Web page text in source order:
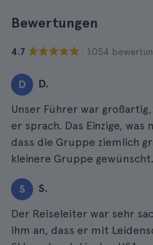
Bewertungen
4.7 · 1.054
D D.
Unser Führer war
er sprach. Das Einzige,
dass die Gruppe ziemlich
kleinere Gruppe gewünscht.
S S.
Der Reiseleiter war sehr
ihm an, dass er mit